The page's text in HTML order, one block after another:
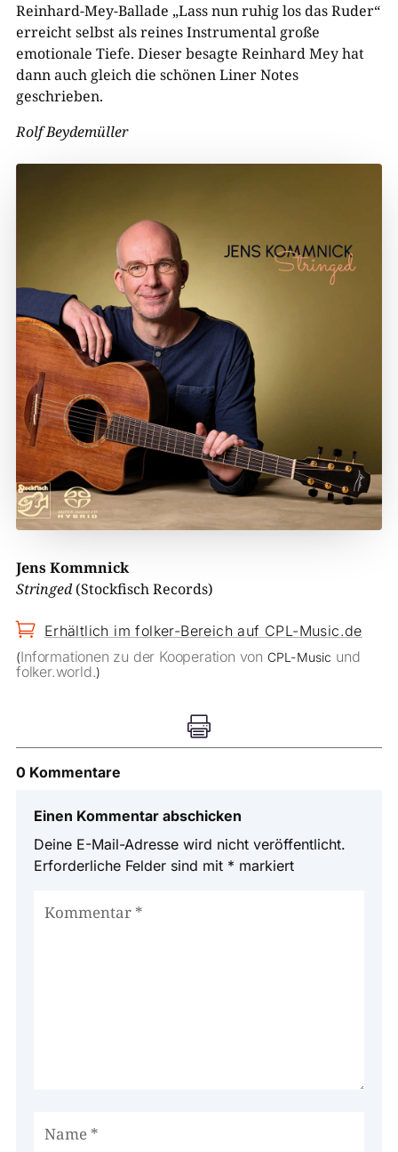
Reinhard-Mey-Ballade „Lass nun ruhig los das Ruder“
erreicht selbst als reines Instrumental große
emotionale Tiefe. Dieser besagte Reinhard Mey hat
dann auch gleich die schönen Liner Notes
geschrieben.
Rolf Beydemüller
Jens Kommnick
Stringed(Stockfisch Records)
 Erhältlich im folker-Bereich auf CPL-Music.de
(Informationen zu der Kooperation von CPL-Music und
folker.world.)

0 Kommentare
Einen Kommentar abschicken
Deine E-Mail-Adresse wird nicht veröffentlicht.
Erforderliche Felder sind mit * markiert